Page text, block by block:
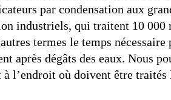
par condensation aux
industriels, qui traitent 10 000
termes le temps nécessaire
après dégâts des eaux. Nous
l’endroit où doivent être traités